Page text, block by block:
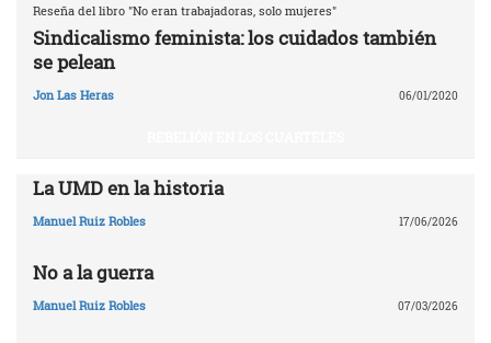
Reseña del libro "No eran trabajadoras, solo mujeres"
Sindicalismo feminista: los cuidados también
se pelean
Jon Las Heras 06/01/2020
La UMD en la historia
Manuel Ruiz Robles 17/06/2026
No a la guerra
Manuel Ruiz Robles 07/03/2026